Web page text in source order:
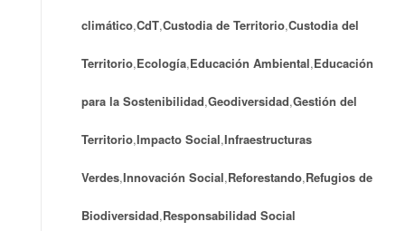
climático,CdT,Custodia de Territorio,Custodia del
Territorio,Ecología,Educación Ambiental,Educación
para la Sostenibilidad,Geodiversidad,Gestión del
Territorio,Impacto Social,Infraestructuras
Verdes,Innovación Social,Reforestando,Refugios de
Biodiversidad,Responsabilidad Social